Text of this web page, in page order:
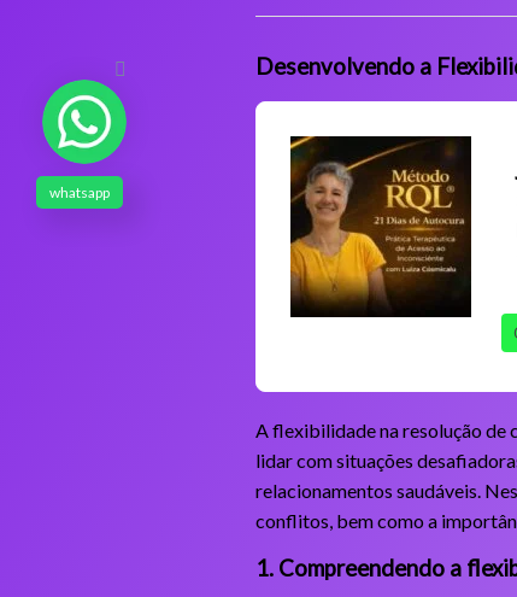
Desenvolvendo a
A flexibilidade na resolução de
lidar com situações
relacionamentos saudáveis.
conflitos, bem como a
1. Compreendendo a
whatsapp